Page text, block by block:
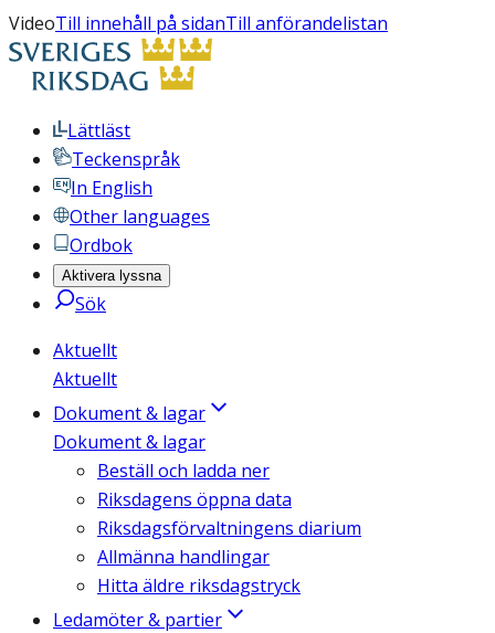
VideoTill innehåll på sidanTill anförandelistan
Lättläst
Teckenspråk
In English
Other languages
Ordbok
Aktivera lyssna
Sök
Aktuellt
Aktuellt
Dokument & lagar
Dokument & lagar
Beställ och ladda ner
Riksdagens öppna data
Riksdagsförvaltningens diarium
Allmänna handlingar
Hitta äldre riksdagstryck
Ledamöter & partier